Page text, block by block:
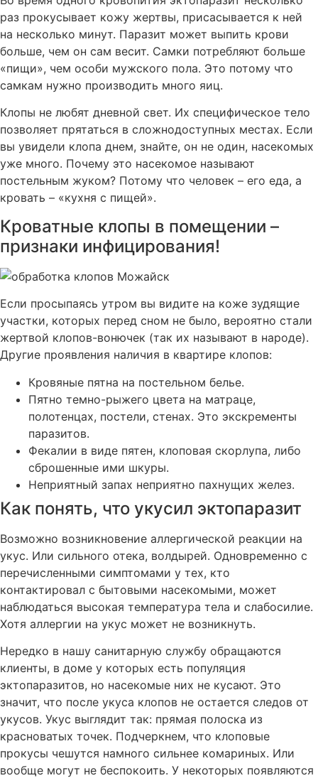
раз прокусывает кожу жертвы, присасывается к ней
на несколько минут. Паразит может выпить крови
больше, чем он сам весит. Самки потребляют больше
«пищи», чем особи мужского пола. Это потому что
самкам нужно производить много яиц.
Клопы не любят дневной свет. Их специфическое тело
позволяет прятаться в сложнодоступных местах. Если
вы увидели клопа днем, знайте, он не один, насекомых
уже много. Почему это насекомое называют
постельным жуком? Потому что человек – его еда, а
кровать – «кухня с пищей».
Кроватные клопы в помещении –
признаки инфицирования!
Если просыпаясь утром вы видите на коже зудящие
участки, которых перед сном не было, вероятно стали
жертвой клопов-вонючек (так их называют в народе).
Другие проявления наличия в квартире клопов:
Кровяные пятна на постельном белье.
Пятно темно-рыжего цвета на матраце,
полотенцах, постели, стенах. Это экскременты
паразитов.
Фекалии в виде пятен, клоповая скорлупа, либо
сброшенные ими шкуры.
Неприятный запах неприятно пахнущих желез.
Как понять, что укусил эктопаразит
Возможно возникновение аллергической реакции на
укус. Или сильного отека, волдырей. Одновременно с
перечисленными симптомами у тех, кто
контактировал с бытовыми насекомыми, может
наблюдаться высокая температура тела и слабосилие.
Хотя аллергии на укус может не возникнуть.
Нередко в нашу санитарную службу обращаются
клиенты, в доме у которых есть популяция
эктопаразитов, но насекомые них не кусают. Это
значит, что после укуса клопов не остается следов от
укусов. Укус выглядит так: прямая полоска из
красноватых точек. Подчеркнем, что клоповые
прокусы чешутся намного сильнее комариных. Или
вообще могут не беспокоить. У некоторых появляются